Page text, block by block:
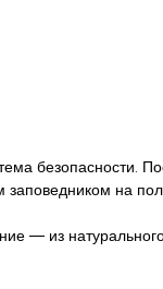
безопасности.
на
— из